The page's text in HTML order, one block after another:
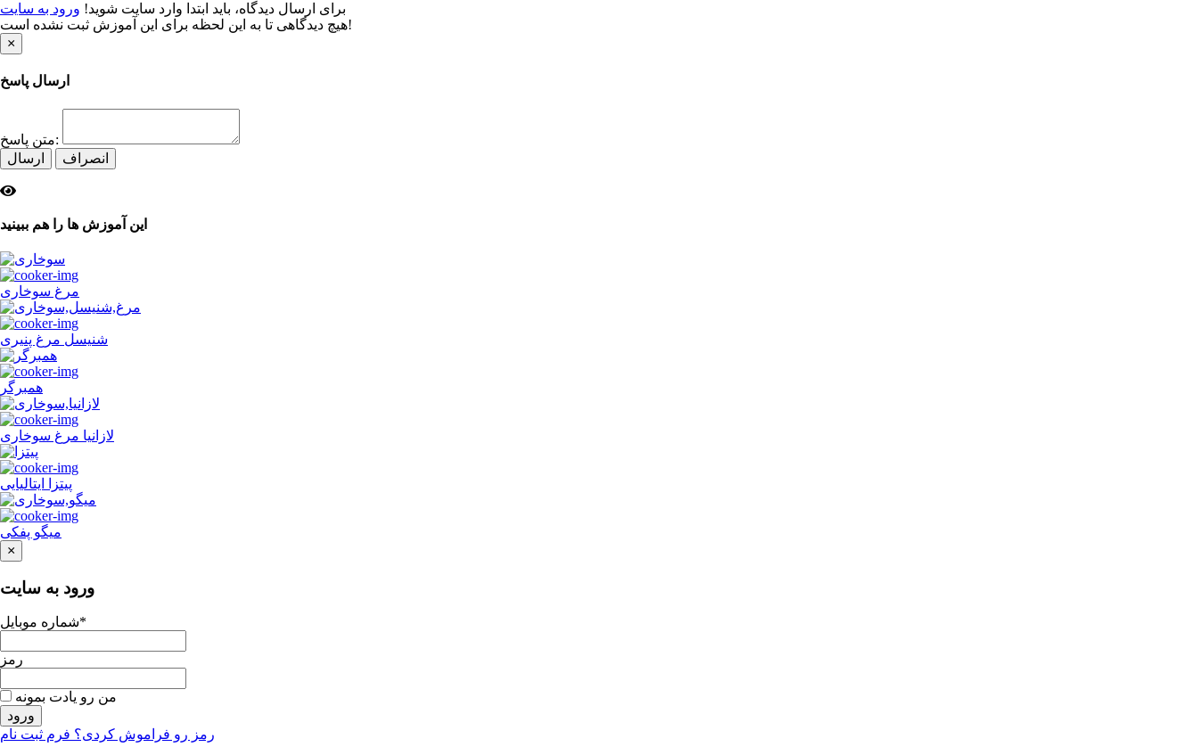
برای ارسال دیدگاه، باید ابتدا وارد سایت شوید! ورود به سایت
هیچ دیدگاهی تا به این لحظه برای این آموزش ثبت نشده است!
×
ارسال پاسخ
متن پاسخ:
ارسال
انصراف
این آموزش ها را هم ببینید
مرغ سوخاری
شنیسل مرغ پنیری
همبرگر
لازانیا مرغ سوخاری
پیتزا ایتالیایی
میگو پفکی
×
ورود به سایت
شماره موبایل*
رمز
من رو یادت بمونه
ورود
رمز رو فراموش کردی؟ فرم ثبت نام